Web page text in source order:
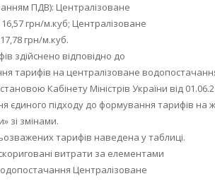
ПДВ): Централізоване
грн/м.куб; Централізоване
грн/м.куб.
здійснено відповідно до
тарифів на централізоване
Кабінету Міністрів України від
єдиного підходу до формування тарифів на
зі змінами.
тарифів наведена у таблиці.
витрати за елементами
Централізоване